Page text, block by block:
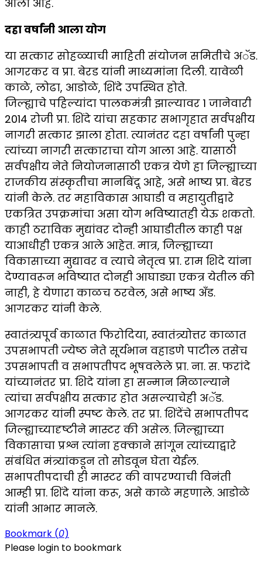
आली आहे.
दहा वर्षांनी आला योग
या सत्कार सोहळ्याची माहिती संयोजन समितीचे अॅड.
आगरकर व प्रा. बेरड यांनी माध्यमांना दिली. यावेळी
काळे, लोढा, आडोळे, शिंदे उपस्थित होते.
जिल्ह्याचे पहिल्यांदा पालकमंत्री झाल्यावर 1 जानेवारी
2014 रोजी प्रा. शिंदे यांचा सहकार सभागृहात सर्वपक्षीय
नागरी सत्कार झाला होता. त्यानंतर दहा वर्षांनी पुन्हा
त्यांच्या नागरी सत्काराचा योग आला आहे. यासाठी
सर्वपक्षीय नेते नियोजनासाठी एकत्र येणे हा जिल्ह्याच्या
राजकीय संस्कृतीचा मानबिंदू आहे, असे भाष्य प्रा. बेरड
यांनी केले. तर महाविकास आघाडी व महायुतीद्वारे
एकत्रित उपक्रमांचा असा योग भविष्यातही येऊ शकतो.
काही ठराविक मुद्यांवर दोन्ही आघाडीतील काही पक्ष
याआधीही एकत्र आले आहेत. मात्र, जिल्ह्याच्या
विकासाच्या मुद्यावर व त्याचे नेतृत्व प्रा. राम शिदे यांना
देण्यावरून भविष्यात दोनही आघाड्या एकत्र येतील की
नाही, हे येणारा काळच ठरवेल, असे भाष्य अँड.
आगरकर यांनी केले.
स्वातंत्र्यपूर्व काळात फिरोदिया, स्वातंत्र्योत्तर काळात
उपसभापती ज्येष्ठ नेते सूर्यभान वहाडणे पाटील तसेच
उपसभापती व सभापतीपद भूषवलेले प्रा. ना. स. फरांदे
यांच्यानंतर प्रा. शिदे यांना हा सन्मान मिळाल्याने
त्यांचा सर्वपक्षीय सत्कार होत असल्याचेही अॅड.
आगरकर यांनी स्पष्ट केले. तर प्रा. शिंदेंचे सभापतीपद
जिल्ह्याच्यादृष्टीने मास्टर की असेल. जिल्ह्याच्या
विकासाचा प्रश्न त्यांना हक्काने सांगून त्यांच्याद्वारे
संबंधित मंत्र्यांकडून तो सोडवून घेता येईल.
सभापतीपदाची ही मास्टर की वापरण्याची विनंती
आम्ही प्रा. शिंदे यांना करू, असे काळे महणाले. आडोळे
यांनी आभार मानले.
Bookmark (0)
Please login to bookmark